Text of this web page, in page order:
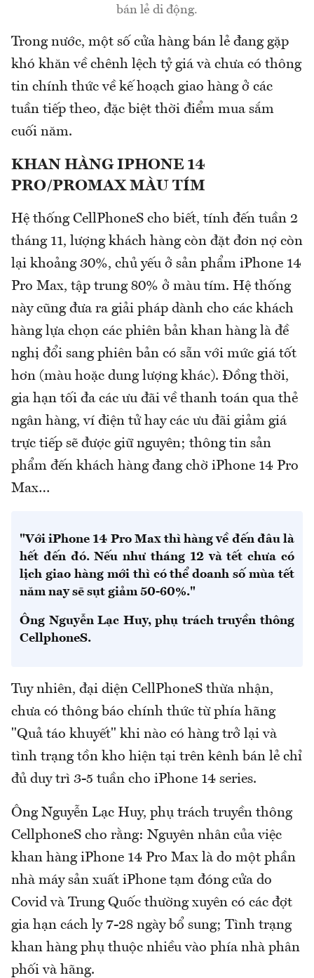
bán lẻ di động.
Trong nước, một số cửa hàng bán lẻ đang gặp
khó khăn về chênh lệch tỷ giá và chưa có thông
tin chính thức về kế hoạch giao hàng ở các
tuần tiếp theo, đặc biệt thời điểm mua sắm
cuối năm.
KHAN HÀNG IPHONE 14
PRO/PROMAX MÀU TÍM
Hệ thống CellPhoneS cho biết, tính đến tuần 2
tháng 11, lượng khách hàng còn đặt đơn nợ còn
lại khoảng 30%, chủ yếu ở sản phẩm iPhone 14
Pro Max, tập trung 80% ở màu tím. Hệ thống
này cũng đưa ra giải pháp dành cho các khách
hàng lựa chọn các phiên bản khan hàng là đề
nghị đổi sang phiên bản có sẵn với mức giá tốt
hơn (màu hoặc dung lượng khác). Đồng thời,
gia hạn tối đa các ưu đãi về thanh toán qua thẻ
ngân hàng, ví điện tử hay các ưu đãi giảm giá
trực tiếp sẽ được giữ nguyên; thông tin sản
phẩm đến khách hàng đang chờ iPhone 14 Pro
Max…
"Với iPhone 14 Pro Max thì hàng về đến đâu là
hết đến đó. Nếu như tháng 12 và tết chưa có
lịch giao hàng mới thì có thể doanh số mùa tết
năm nay sẽ sụt giảm 50-60%."
Ông Nguyễn Lạc Huy, phụ trách truyền thông
CellphoneS.
Tuy nhiên, đại diện CellPhoneS thừa nhận,
chưa có thông báo chính thức từ phía hãng
"Quả táo khuyết" khi nào có hàng trở lại và
tình trạng tồn kho hiện tại trên kênh bán lẻ chỉ
đủ duy trì 3-5 tuần cho iPhone 14 series.
Ông Nguyễn Lạc Huy, phụ trách truyền thông
CellphoneS cho rằng: Nguyên nhân của việc
khan hàng iPhone 14 Pro Max là do một phần
nhà máy sản xuất iPhone tạm đóng cửa do
Covid và Trung Quốc thường xuyên có các đợt
gia hạn cách ly 7-28 ngày bổ sung; Tình trạng
khan hàng phụ thuộc nhiều vào phía nhà phân
phối và hãng.